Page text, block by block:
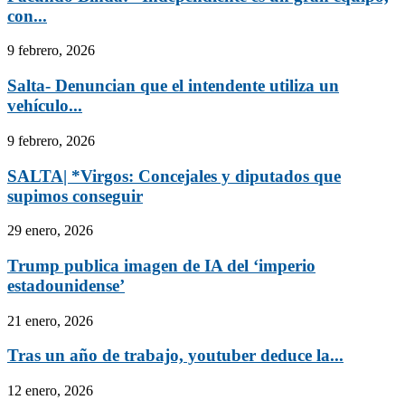
con...
9 febrero, 2026
Salta- Denuncian que el intendente utiliza un
vehículo...
9 febrero, 2026
SALTA| *Virgos: Concejales y diputados que
supimos conseguir
29 enero, 2026
Trump publica imagen de IA del ‘imperio
estadounidense’
21 enero, 2026
Tras un año de trabajo, youtuber deduce la...
12 enero, 2026